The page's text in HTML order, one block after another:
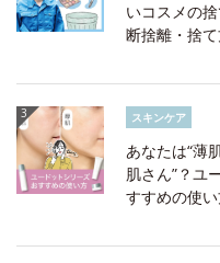
いコスメの
断捨離・捨
スキンケア
あなたは“薄
肌さん”？ユ
すすめの使